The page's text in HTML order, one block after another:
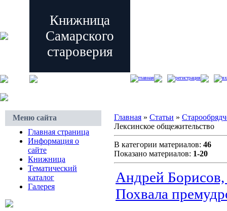
Книжница
Самарского
староверия
главная регистрация
Меню сайта
Главная страница
Информация о
сайте
Книжница
Тематический
каталог
Галерея
Главная » Статьи »
Лексинское общежительство
В категории материалов: 46
Показано материалов: 1-20
Андрей
Похвала